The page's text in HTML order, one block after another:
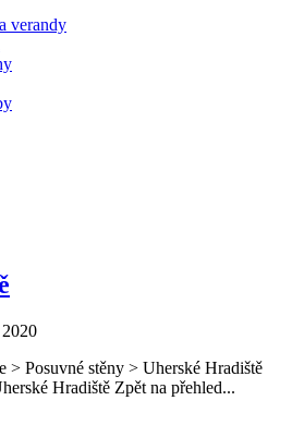
verandy
> Posuvné stěny > Uherské Hradiště
Hradiště Zpět na přehled...